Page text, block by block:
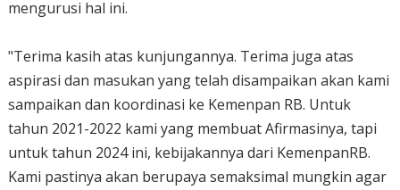
mengurusi hal ini.
"Terima kasih atas kunjungannya. Terima juga atas
aspirasi dan masukan yang telah disampaikan akan kami
sampaikan dan koordinasi ke Kemenpan RB. Untuk
tahun 2021-2022 kami yang membuat Afirmasinya, tapi
untuk tahun 2024 ini, kebijakannya dari KemenpanRB.
Kami pastinya akan berupaya semaksimal mungkin agar